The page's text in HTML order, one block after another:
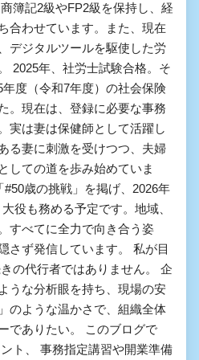
簿記2級やFP2級を保持し、経
合わせています。また、現在
デジタルツールを駆使した労
2025年、社労士試験合格。そ
度（令和7年度）の社会保険
。現在は、登録に必要な事務
実は妻は保健師として活躍し
る妻に刺激を受けつつ、夫婦
しての道を歩み始めていま
歳の挑戦」を掲げ、2026年
役も務める予定です。地域、
すべてに全力で向き合う姿
さず発信しています。 私が目
の代行者ではありません。 企
うな分析眼を持ち、現場の安
のような温かさで、組織全体
でありたい。 このブログで
ト、 事務指定講習や開業準備